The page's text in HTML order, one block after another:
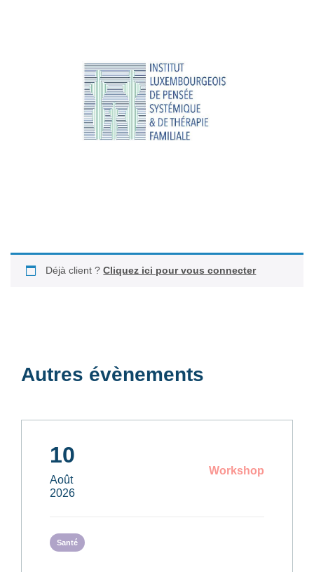
Déjà client ?Cliquez ici pour vous connecter
Autres évènements
10
Août
2026
Workshop
Santé